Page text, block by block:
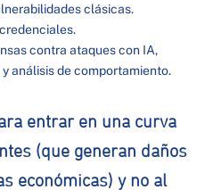
clásicas.
contra ataques con IA,
y análisis de comportamiento.
entrar en una curva
(que generan daños
económicas) y no al